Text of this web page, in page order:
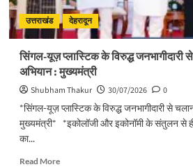
उत्तराखंड देहरादून
सिंगल-यूज़ प्लास्टिक के विरुद्ध जनभागीदारी से
अभियान : मुख्यमंत्री
Shubham Thakur 30/07/2026
0
*सिंगल-यूज़ प्लास्टिक के विरुद्ध जनभागीदारी से
मुख्यमंत्री* *इकोलॉजी और इकोनॉमी के संतुलन से
का...
Read MoreRead